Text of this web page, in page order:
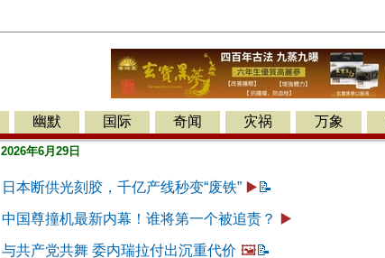
幽默 国际 奇闻 灾祸 万象
2026年6月29日
日本断供光刻胶，千亿产线秒变“废铁” ▶️ 📝
中国尊撞机最新内幕！谁将第一个被追责？ ▶️
与共产党共舞 委内瑞拉付出沉重代价 🖼️📝